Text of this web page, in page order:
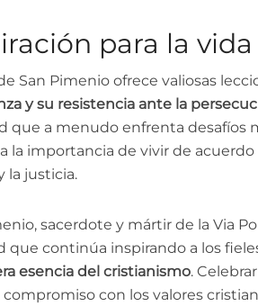
para la
San Pimenio ofrece valiosas
y su resistencia ante la
que a menudo enfrenta desafíos
la importancia de vivir de
la justicia.
sacerdote y mártir de la Via
que continúa inspirando a los
esencia del cristianismo.
con los valores